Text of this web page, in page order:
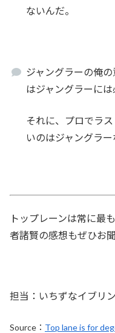
ないんだ。
ジャングラーの俺
はジャングラーには
それに、プロでラ
いのはジャングラー
トップレーンは常に最
者諸賢の感想もぜひお
担当：いちずなイブリン
Source： Top lane is for